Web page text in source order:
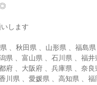
◎
します
、秋田県 、山形県 、福島
県 、富山県 、石川県 、福
府 、大阪府 、兵庫県 、奈
川県 、愛媛県 、高知県 、